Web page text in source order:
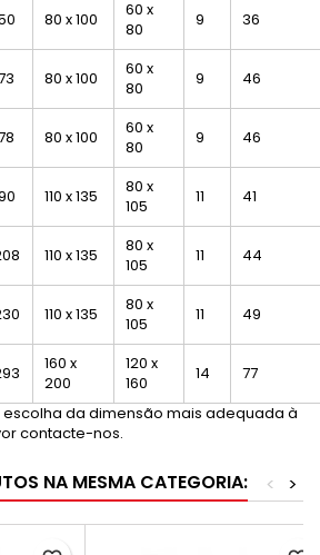
80 x 100
60 x
80
9 36
80 x 100
60 x
80
9 46
80 x 100
60 x
80
9 46
110 x 135
80 x
105
11 41
110 x 135
80 x
105
11 44
110 x 135
80 x
105
11 49
160 x
200
120 x
160
14
77
da dimensão mais adequada à
contacte-nos.
NA MESMA CATEGORIA: >
<